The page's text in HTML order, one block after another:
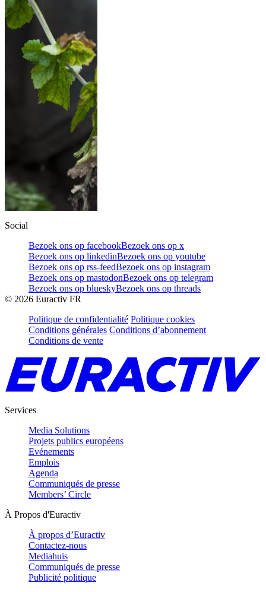
Social
Bezoek ons op facebookBezoek ons op x
Bezoek ons op linkedinBezoek ons op youtube
Bezoek ons op rss-feedBezoek ons op instagram
Bezoek ons op mastodonBezoek ons op telegram
Bezoek ons op blueskyBezoek ons op threads
© 2026 Euractiv FR
Politique de confidentialité Politique cookies
Conditions générales Conditions d’abonnement
Conditions de vente
Services
Media Solutions
Projets publics européens
Evénements
Emplois
Agenda
Communiqués de presse
Members’ Circle
À Propos d'Euractiv
À propos d’Euractiv
Contactez-nous
Mediahuis
Communiqués de presse
Publicité politique